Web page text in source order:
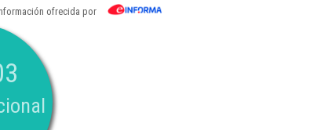
ofrecida por